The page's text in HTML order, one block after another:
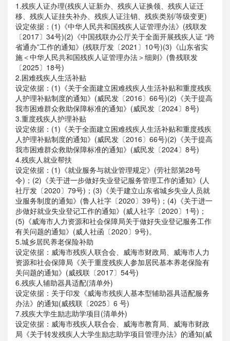
1.残疾人证办理(残疾人证新办、残疾人证换领、残疾人证迁
移、残疾人证挂失补办、残疾人证注销、残疾类别/等级变更)
设定依据：(1)《中华人民共和国残疾人证管理办法》(残联发
〔2017〕34号)(2)《中国残联办公厅关于全面开展残疾人证 “跨
省通办”工作的通知》(残联厅发〔2021〕10号)(3)《山东省实
施＜中华人民共和国残疾人证管理办法＞细则》(鲁残联发
〔2025〕18号)
2.困难残疾人生活补贴
设定依据：(1)《关于全面建立困难残疾人生活补贴和重度残疾
人护理补贴制度的通知》(威民发〔2016〕66号)(2)《关于提高
我市困难群众救助保障标准的通知》(威民发〔2024〕8号)
3.重度残疾人护理补贴
设定依据：(1)《关于全面建立困难残疾人生活补贴和重度残疾
人护理补贴制度的通知》(威民发〔2016〕66号)(2)《关于提高
我市困难群众救助保障标准的通知》(威民发〔2024〕8号)
4.残疾人就业帮扶
设定依据：(1)《就业服务与就业管理规定》(劳社部第28号
令)；(2)《关于进一步做好失业登记服务管理工作的通知》(人
社厅发〔2020〕79号)；(3)《关于建立山东省城乡失业人员就
业服务制度的通知》(鲁人社字〔2020〕39号)；(4)《关于进一
步做好就业失业登记工作的通知》(威人社字〔2020〕1号)；
(5)《威海市人力资源和社会保障局关于做好失业登记服务工作
有关问题的通知》(威人社函〔2020〕9号)。
5.城乡居民养老保险补助
设定依据：威海市残疾人联合会、威海市财政局、威海市人力
资源和社会保障局《关于重度残疾人参加居民基本养老保险有
关问题的通知》(威残联〔2017〕54号)
6.残疾人辅助器具适配(清单外)
设定依据：关于印发《威海市残疾人基本型辅助器具适配服务
办法》的通知(威残联〔2025〕6 号)
7.残疾大学生励志助学项目(清单外)
设定依据：威海市残疾人联合会、威海市教育局、威海市财政
局《关于转发残疾人大学生励志助学项目管理办法》的通知(威